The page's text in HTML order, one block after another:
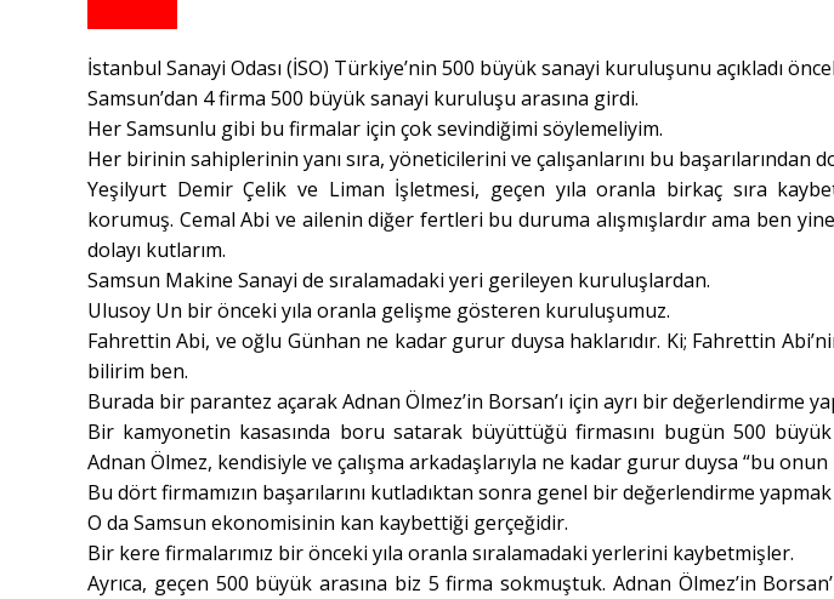
İstanbul Sanayi Odası (İSO) Türkiye’nin 500 büyük sanayi kuruluşunu açıkladı
Samsun’dan 4 firma 500 büyük sanayi kuruluşu arasına girdi.
Her Samsunlu gibi bu firmalar için çok sevindiğimi söylemeliyim.
Her birinin sahiplerinin yanı sıra, yöneticilerini ve çalışanlarını bu başarılarından
Yeşilyurt Demir Çelik ve Liman İşletmesi, geçen yıla oranla birkaç sıra
korumuş. Cemal Abi ve ailenin diğer fertleri bu duruma alışmışlardır ama ben
dolayı kutlarım.
Samsun Makine Sanayi de sıralamadaki yeri gerileyen kuruluşlardan.
Ulusoy Un bir önceki yıla oranla gelişme gösteren kuruluşumuz.
Fahrettin Abi, ve oğlu Günhan ne kadar gurur duysa haklarıdır. Ki; Fahrettin
bilirim ben.
Burada bir parantez açarak Adnan Ölmez’in Borsan’ı için ayrı bir değerlendirme
Bir kamyonetin kasasında boru satarak büyüttüğü firmasını bugün 500
Adnan Ölmez, kendisiyle ve çalışma arkadaşlarıyla ne kadar gurur duysa “bu onun
Bu dört firmamızın başarılarını kutladıktan sonra genel bir değerlendirme
O da Samsun ekonomisinin kan kaybettiği gerçeğidir.
Bir kere firmalarımız bir önceki yıla oranla sıralamadaki yerlerini kaybetmişler.
Ayrıca, geçen 500 büyük arasına biz 5 firma sokmuştuk. Adnan Ölmez’in